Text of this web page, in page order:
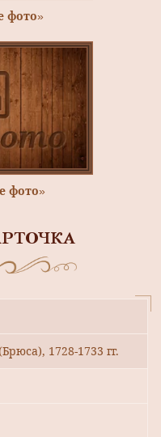
фото»
фото»
1728-1733 гг.